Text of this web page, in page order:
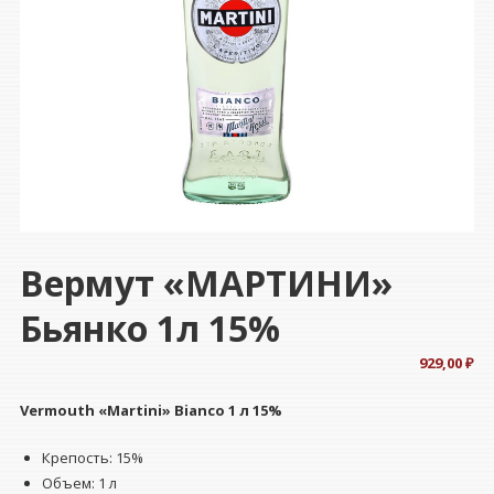
Вермут «МАРТИНИ»
Бьянко 1л 15%
929,00₽
Vermouth «Martini» Bianco 1 л 15%
Крепость: 15%
Объем: 1 л